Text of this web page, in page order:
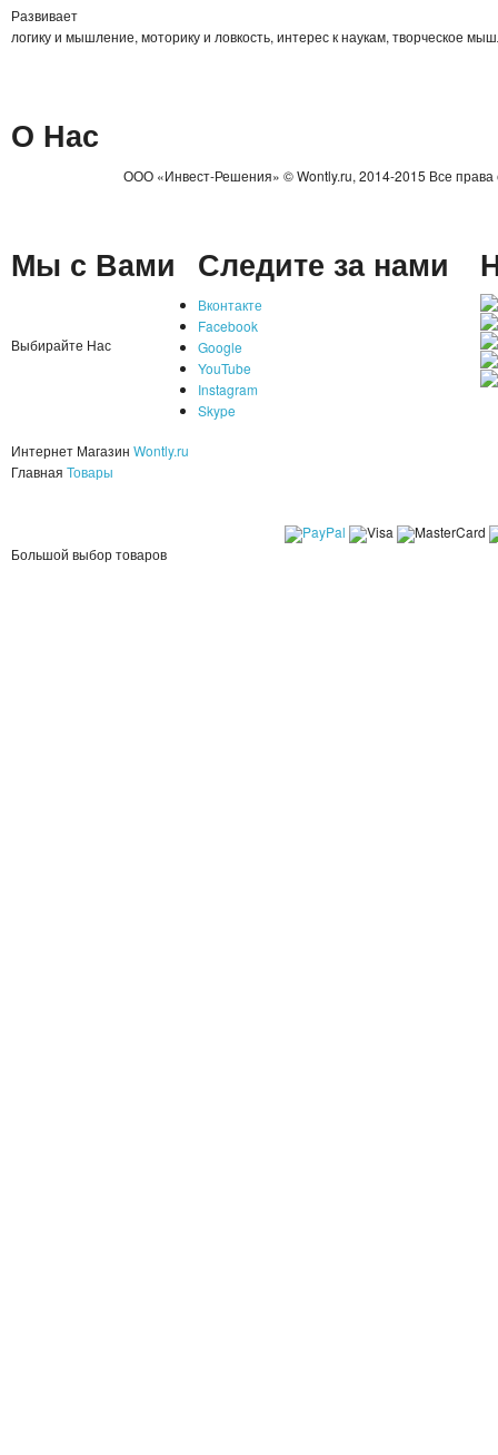
Развивает
логику и мышление, моторику и ловкость, интерес к наукам, творческое
О Нас
ООО «Инвест-Решения» © Wontly.ru, 2014-2015 Все права
Мы с Вами
Выбирайте Нас
Следите за нами
Вконтакте
Facebook
Google
YouTube
Instagram
Skype
Интернет Магазин Wontly.ru
Главная Товары
Большой выбор товаров